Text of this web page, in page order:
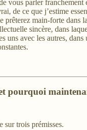
vous parler franchement
de ce que j’estime
prêterez main-forte dans
sincère, dans
uns avec les autres,
pourquoi
sur trois prémisses.